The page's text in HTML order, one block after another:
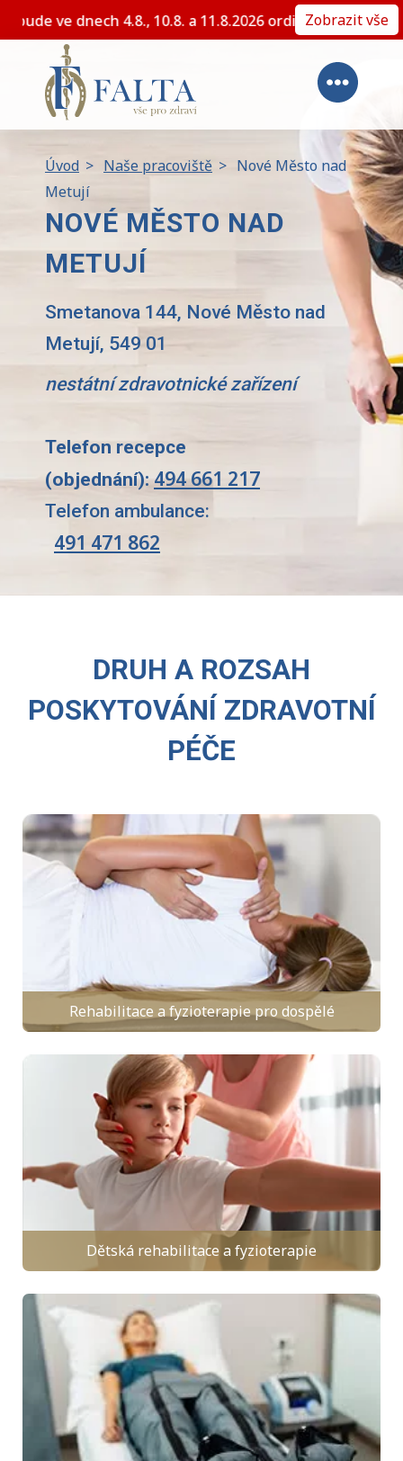
plánované dovolené nebude ve dnech 4.8., 10.8. a
Zobrazit vše
Úvod > Naše pracoviště > Nové Město nad
Metují
NOVÉ MĚSTO NAD
METUJÍ
Smetanova 144, Nové Město nad
Metují, 549 01
nestátní zdravotnické zařízení
Telefon recepce
(objednání):494 661 217
Telefon ambulance:
491 471 862
DRUH A ROZSAH
POSKYTOVÁNÍ ZDRAVOTNÍ
PÉČE
Rehabilitace a fyzioterapie pro dospělé
Dětská rehabilitace a fyzioterapie